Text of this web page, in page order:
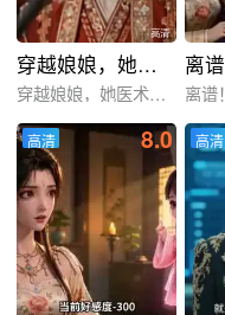
高清
穿越娘娘，她医术通天
穿越娘娘，她医术通天
8.0
高清
高清 高清
高清